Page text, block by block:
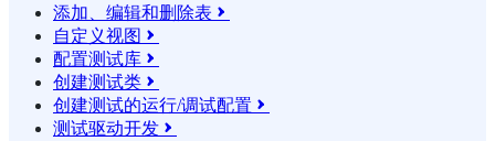
添加、编辑和删除表 
自定义视图 
配置测试库 
创建测试类 
创建测试的运行/调试配置 
测试驱动开发 